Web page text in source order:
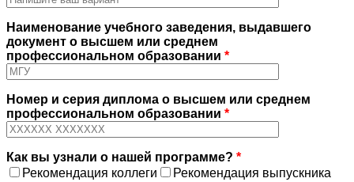
Наименование учебного заведения, выдавшего
документ о высшем или среднем
профессиональном образовании *
Номер и серия диплома о высшем или среднем
профессиональном образовании *
Как вы узнали о нашей программе? *
Рекомендация коллеги
Рекомендация выпускника